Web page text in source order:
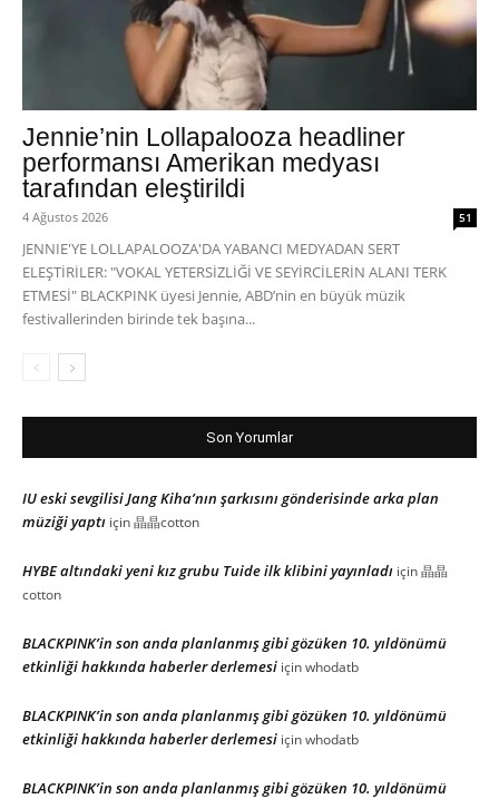
Jennie’nin Lollapalooza headliner
performansı Amerikan medyası
tarafından eleştirildi
4 Ağustos 2026 51
JENNIE'YE LOLLAPALOOZA'DA YABANCI MEDYADAN SERT
ELEŞTİRİLER: "VOKAL YETERSİZLİĞİ VE SEYİRCİLERİN ALANI TERK
ETMESİ" BLACKPINK üyesi Jennie, ABD’nin en büyük müzik
festivallerinden birinde tek başına...
Son Yorumlar
IU eski sevgilisi Jang Kiha’nın şarkısını gönderisinde arka plan
müziği yaptı için晶晶cotton
HYBE altındaki yeni kız grubu Tuide ilk klibini yayınladı için晶晶
cotton
BLACKPINK’in son anda planlanmış gibi gözüken 10. yıldönümü
etkinliği hakkında haberler derlemesi içinwhodatb
BLACKPINK’in son anda planlanmış gibi gözüken 10. yıldönümü
etkinliği hakkında haberler derlemesi içinwhodatb
BLACKPINK’in son anda planlanmış gibi gözüken 10. yıldönümü